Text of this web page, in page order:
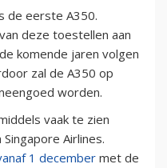
de eerste A350.
deze toestellen aan
komende jaren volgen
zal de A350 op
worden.
vaak te zien
Airlines.
1 decembermet de